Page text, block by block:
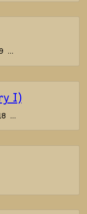
...
I)
...